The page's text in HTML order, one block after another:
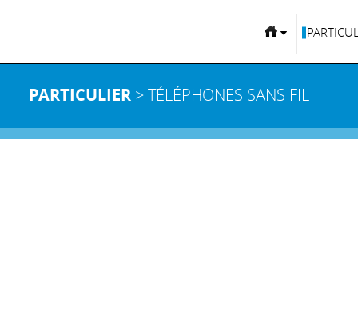
PARTICULIER > TÉLÉPHONES SANS FIL